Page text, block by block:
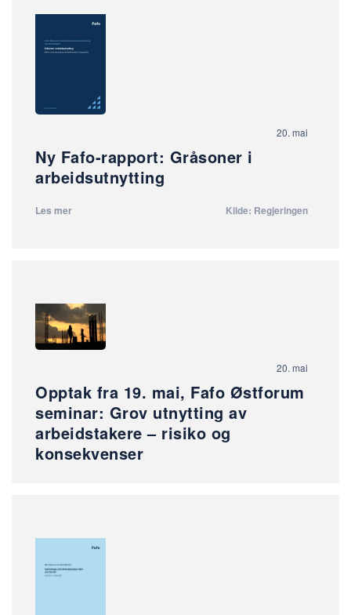
20. mai
Ny Fafo-rapport: Gråsoner i
arbeidsutnytting
Les mer Kilde: Regjeringen
20. mai
Opptak fra 19. mai, Fafo Østforum
seminar: Grov utnytting av
arbeidstakere – risiko og
konsekvenser